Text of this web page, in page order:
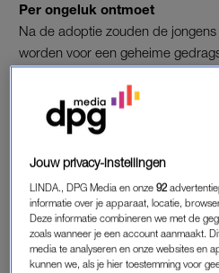
Per ongeluk ontmoet
Na de adoptie zouden de
worden voor een geheime
ervan liep alleen een beetje in de
broers elkaar per ongeluk
nadat Robert op de eerste
constant Eddy werd genoemd,
gehoord.
Dezelfde geboortedatum
Die naam was van zijn broer, die
gezeten. Studenten aan de
instantie dachten dat Robert
Jouw privacy-instellingen
LINDA., DPG Media en onze92
informatie over je apparaat, locatie,
Deze informatie combineren we met de
zoals wanneer je een account aanmaakt.
media te analyseren en onze websites en
kunnen we, als je hier toestemming voor